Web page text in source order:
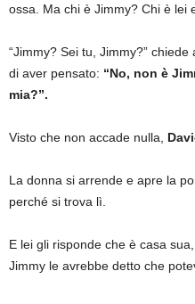
ossa. Ma chi è Jimmy? Chi è lei
“Jimmy? Sei tu, Jimmy?”
di aver pensato: “No, non è
mia?”.
Visto che non accade nulla,
La donna si arrende e apre la
perché si trova lì.
E lei gli risponde che è casa
Jimmy le avrebbe detto che